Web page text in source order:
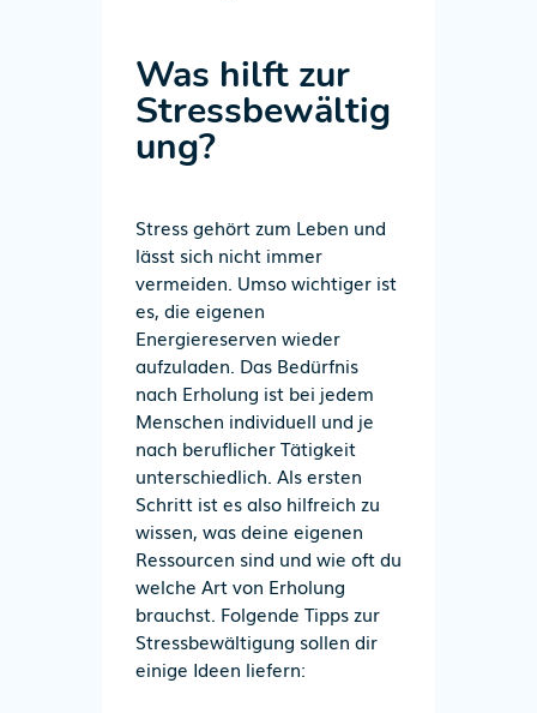
Was hilft zur
Stressbewältig
ung?
Stress gehört zum Leben und
lässt sich nicht immer
vermeiden. Umso wichtiger ist
es, die eigenen
Energiereserven wieder
aufzuladen. Das Bedürfnis
nach Erholung ist bei jedem
Menschen individuell und je
nach beruflicher Tätigkeit
unterschiedlich. Als ersten
Schritt ist es also hilfreich zu
wissen, was deine eigenen
Ressourcen sind und wie oft du
welche Art von Erholung
brauchst. Folgende Tipps zur
Stressbewältigung sollen dir
einige Ideen liefern: